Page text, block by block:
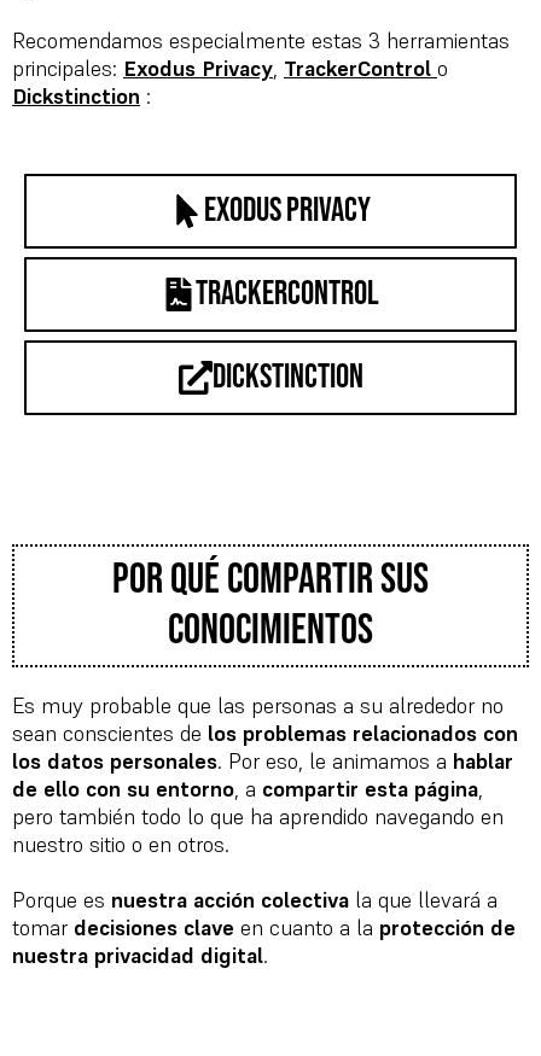
Recomendamos especialmente estas 3 herramientas
principales: Exodus Privacy, TrackerControl o
Dickstinction :
Exodus Privacy
trackercontrol
dickstinction
Por qué compartir sus
conocimientos
Es muy probable que las personas a su alrededor no
sean conscientes de los problemas relacionados con
los datos personales. Por eso, le animamos a hablar
de ello con su entorno, a compartir esta página,
pero también todo lo que ha aprendido navegando en
nuestro sitio o en otros.
Porque es nuestra acción colectiva la que llevará a
tomar decisiones clave en cuanto a la protección de
nuestra privacidad digital.